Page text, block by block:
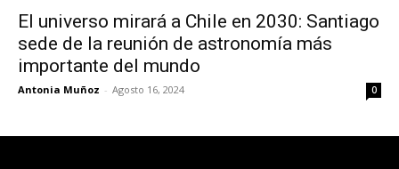
El universo mirará a Chile en 2030: Santiago
sede de la reunión de astronomía más
importante del mundo
Antonia Muñoz - Agosto 16, 2024 0